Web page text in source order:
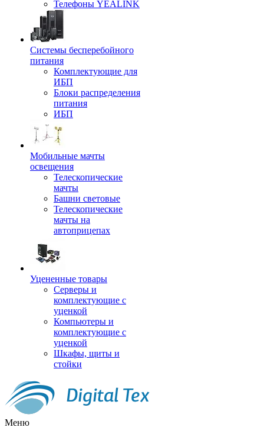
Телефоны YEALINK
Системы бесперебойного
питания
Комплектующие для
ИБП
Блоки распределения
питания
ИБП
Мобильные мачты
освещения
Телескопические
мачты
Башни световые
Телескопические
мачты на
автоприцепах
Уцененные товары
Серверы и
комплектующие с
уценкой
Компьютеры и
комплектующие с
уценкой
Шкафы, щиты и
стойки
Меню